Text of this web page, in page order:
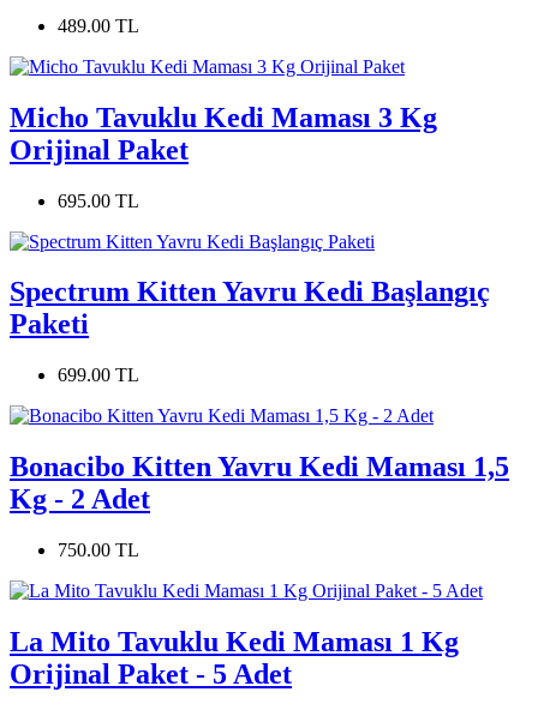
489.00 TL
Micho Tavuklu Kedi Maması 3 Kg
Orijinal Paket
695.00 TL
Spectrum Kitten Yavru Kedi Başlangıç
Paketi
699.00 TL
Bonacibo Kitten Yavru Kedi Maması 1,5
Kg - 2 Adet
750.00 TL
La Mito Tavuklu Kedi Maması 1 Kg
Orijinal Paket - 5 Adet